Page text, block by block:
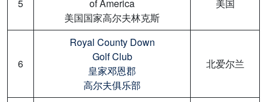
5
of America
美国国家高尔夫林克斯
美国
6
Royal County Down
Golf Club
皇家邓恩郡
高尔夫俱乐部
北爱尔兰